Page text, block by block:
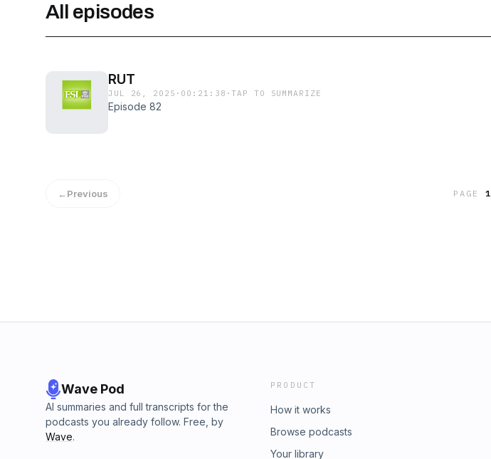
All episodes
RUT
JUL 26, 2025 · 00:21:38 ·TAP TO SUMMARIZE
Episode 82
←Previous PAGE1
Wave Pod
AI summaries and full transcripts for the
podcasts you already follow. Free, by
Wave.
PRODUCT
How it works
Browse podcasts
Your library